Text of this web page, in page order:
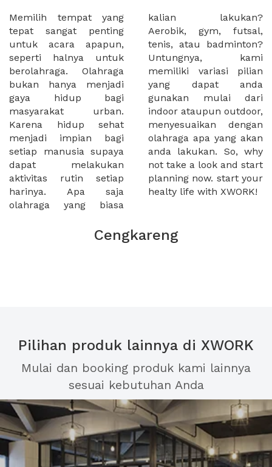
Memilih tempat yang
tepat sangat penting
untuk acara apapun,
seperti halnya untuk
berolahraga. Olahraga
bukan hanya menjadi
gaya hidup bagi
masyarakat urban.
Karena hidup sehat
menjadi impian bagi
setiap manusia supaya
dapat melakukan
aktivitas rutin setiap
harinya. Apa saja
olahraga yang biasa
kalian lakukan?
Aerobik, gym, futsal,
tenis, atau badminton?
Untungnya, kami
memiliki variasi pilian
yang dapat anda
gunakan mulai dari
indoor ataupun outdoor,
menyesuaikan dengan
olahraga apa yang akan
anda lakukan. So, why
not take a look and start
planning now. start your
healty life with XWORK!
Cengkareng
Pilihan produk lainnya di XWORK
Mulai dan booking produk kami lainnya
sesuai kebutuhan Anda